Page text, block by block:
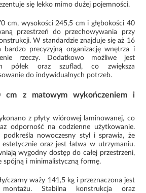
się lekko mimo dużej pojemności.
cm, wysokości 245,5 cm i głębokości 40
przestrzeń do przechowywania przy
W standardzie znajduje się aż 16
bardzo precyzyjną organizację wnętrza i
rzeczy. Dodatkowo możliwe jest
półek oraz szuflad, co zwiększa
do indywidualnych potrzeb.
cm z matowym wykończeniem i
z płyty wiórowej laminowanej, co
odporność na codzienne użytkowanie.
podkreśla nowoczesny styl i sprawia, że
oraz jest łatwa w utrzymaniu.
wygodny dostęp do całej przestrzeni,
spójną i minimalistyczną formę.
czarny waży 141,5 kg i przeznaczona jest
Stabilna konstrukcja oraz